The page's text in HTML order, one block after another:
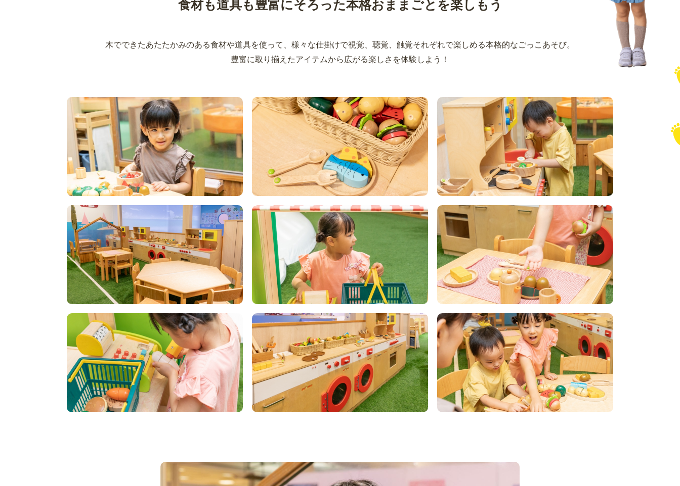
食材も道具も豊富にそろった本格おままごとを楽しもう
木でできたあたたかみのある食材や道具を使って、様々な仕掛けで視覚、聴覚、触覚それぞれで楽しめる本格的なごっこあそび。
豊富に取り揃えたアイテムから広がる楽しさを体験しよう！